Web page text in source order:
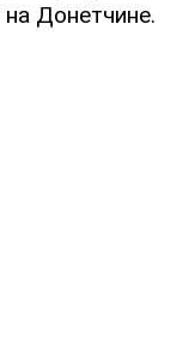
Донетчине.